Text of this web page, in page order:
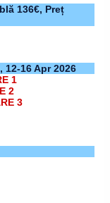
136€, Preț
12-16 Apr 2026
1
2
3